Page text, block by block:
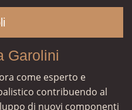
Garolini
come esperto e
contribuendo al
di nuovi componenti